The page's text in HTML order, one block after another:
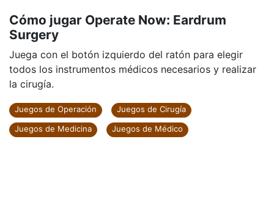
Cómo jugar Operate Now: Eardrum
Surgery
Juega con el botón izquierdo del ratón para elegir
todos los instrumentos médicos necesarios y realizar
la cirugía.
Juegos de Operación
Juegos de Cirugía
Juegos de Medicina
Juegos de Médico